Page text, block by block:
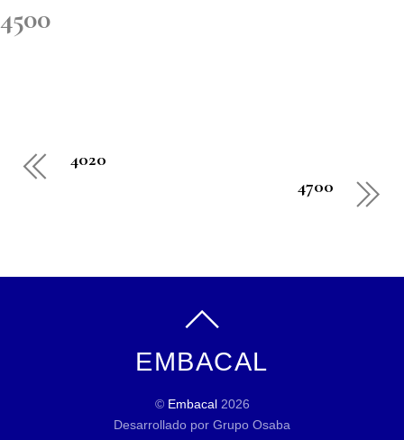
4500
4020
4700
EMBACAL
© Embacal2026
Desarrollado por Grupo Osaba